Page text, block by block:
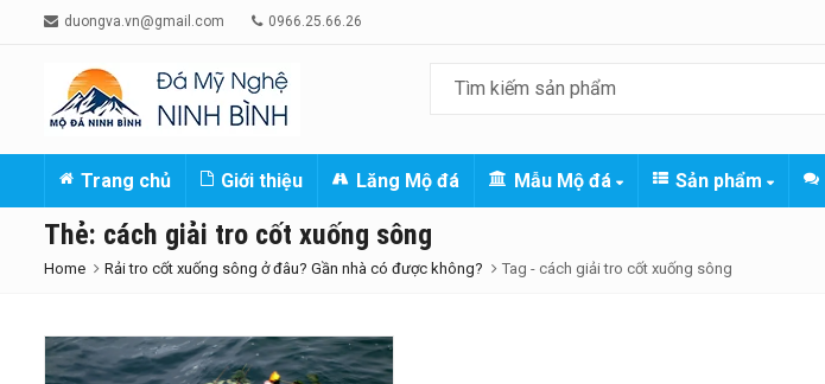
duongva.vn@gmail.com 0966.25.66.26
Trang chủ Giới thiệu Lăng Mộ đá Mẫu Mộ đá Sản phẩm
Thẻ: cách giải tro cốt xuống sông
Home Rải tro cốt xuống sông ở đâu? Gần nhà có được không? Tag - cách giải tro cốt xuống sông